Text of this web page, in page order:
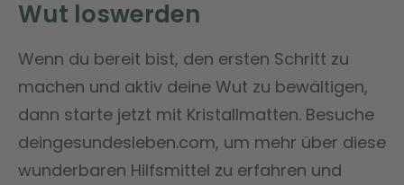
Wut loswerden
Wenn du bereit bist, den ersten Schritt zu
machen und aktiv deine Wut zu bewältigen,
dann starte jetzt mit Kristallmatten. Besuche
deingesundesleben.com, um mehr über diese
wunderbaren Hilfsmittel zu erfahren und